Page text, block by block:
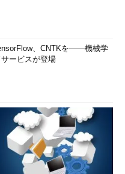
、CNTKを――機械学
ービスが登場